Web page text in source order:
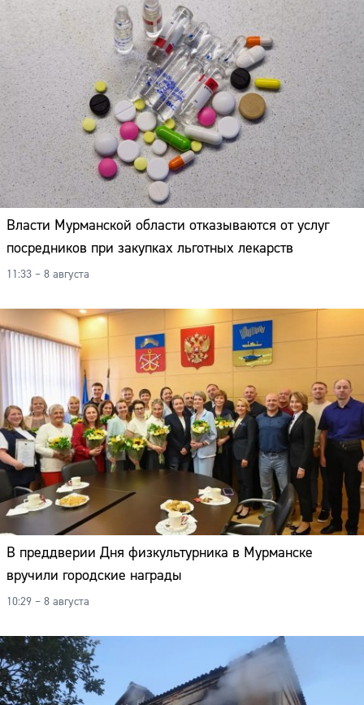
Власти Мурманской области отказываются от услуг
посредников при закупках льготных лекарств
11:33 – 8 августа
В преддверии Дня физкультурника в Мурманске
вручили городские награды
10:29 – 8 августа